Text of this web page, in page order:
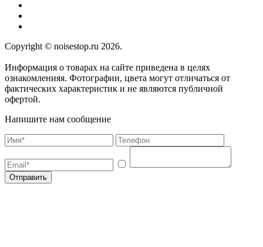
Copyright © noisestop.ru 2026.
Информация о товарах на сайте приведена в целях
ознакомленияя. Фотографии, цвета могут отличаться от
фактических характеристик и не являются публичной
офертой.
Напишите нам сообщение
Отправить